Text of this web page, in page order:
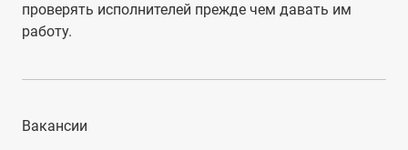
проверять исполнителей прежде чем давать им
работу.
Вакансии